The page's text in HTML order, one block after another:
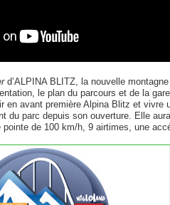
d’ALPINA BLITZ, la nouvelle
le plan du parcours et de la
en avant première Alpina Blitz et vivre
du parc depuis son ouverture. Elle
de 100 km/h, 9 airtimes, une